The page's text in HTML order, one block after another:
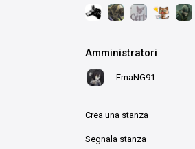
Amministratori
EmaNG91
Crea una stanza
Segnala stanza